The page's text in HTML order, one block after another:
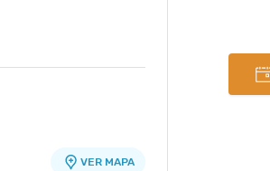
VER MAPA